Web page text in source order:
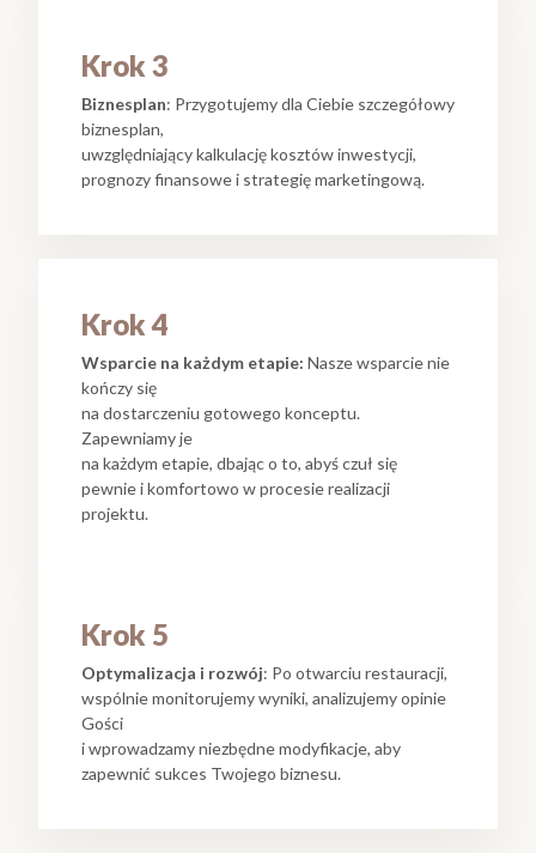
Krok 3
Biznesplan: Przygotujemy dla Ciebie szczegółowy
biznesplan,
uwzględniający kalkulację kosztów inwestycji,
prognozy finansowe i strategię marketingową.
Krok 4
Wsparcie na każdym etapie: Nasze wsparcie nie
kończy się
na dostarczeniu gotowego konceptu.
Zapewniamy je
na każdym etapie, dbając o to, abyś czuł się
pewnie i komfortowo w procesie realizacji
projektu.
Krok 5
Optymalizacja i rozwój: Po otwarciu restauracji,
wspólnie monitorujemy wyniki, analizujemy opinie
Gości
i wprowadzamy niezbędne modyfikacje, aby
zapewnić sukces Twojego biznesu.